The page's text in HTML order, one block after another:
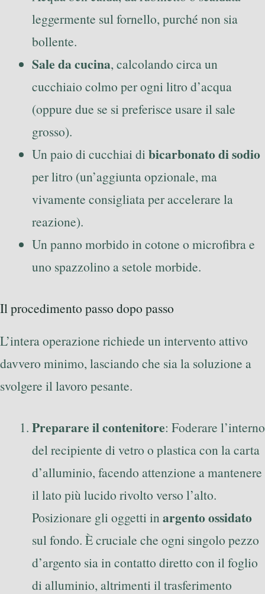
leggermente sul fornello, purché non sia
bollente.
Sale da cucina, calcolando circa un
cucchiaio colmo per ogni litro d’acqua
(oppure due se si preferisce usare il sale
grosso).
Un paio di cucchiai di bicarbonato di sodio
per litro (un’aggiunta opzionale, ma
vivamente consigliata per accelerare la
reazione).
Un panno morbido in cotone o microfibra e
uno spazzolino a setole morbide.
Il procedimento passo dopo passo
L’intera operazione richiede un intervento attivo
davvero minimo, lasciando che sia la soluzione a
svolgere il lavoro pesante.
Preparare il contenitore: Foderare l’interno
del recipiente di vetro o plastica con la carta
d’alluminio, facendo attenzione a mantenere
il lato più lucido rivolto verso l’alto.
Posizionare gli oggetti inargento ossidato
sul fondo. È cruciale che ogni singolo pezzo
d’argento sia in contatto diretto con il foglio
di alluminio, altrimenti il trasferimento